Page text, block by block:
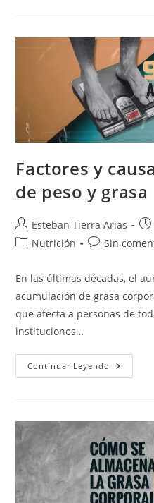
Cómo
El
Cuerpo
Utiliza
Las
Grasas
Como
Energía
Factores y
de peso y grasa
Autor
de
Esteban Tierra Arias
de
Categoría
la
Nutrición
Comentarios
la
entrada:
Sin
En las últimas décadas, el
acumulación de grasa
que afecta a personas de
instituciones…
Continuar Leyendo Factores
Y
Peso
Y
Grasa